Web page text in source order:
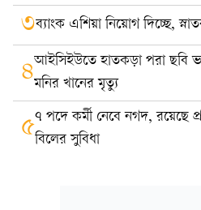
৩ব্যাংক এশিয়া নিয়োগ দিচ্ছে,
৪আইসিইউতে হাতকড়া পরা ছবি
মনির খানের মৃত্যু
৫৭ পদে কর্মী নেবে নগদ, রয়েছে
বিলের সুবিধা